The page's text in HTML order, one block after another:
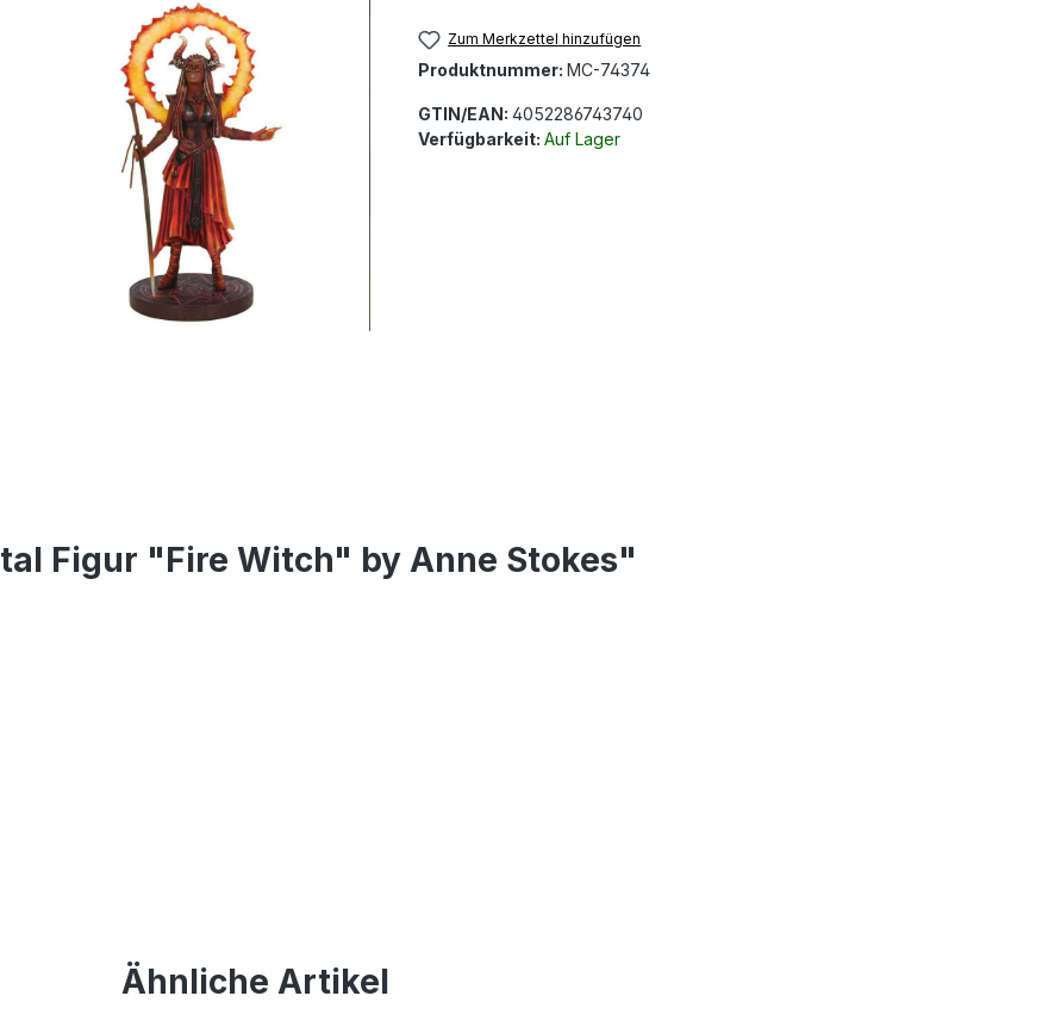
Zum Merkzettel hinzufügen
Produktnummer: MC-74374
GTIN/EAN: 4052286743740
Verfügbarkeit: Auf Lager
Figur "Fire Witch" by Anne Stokes"
Ähnliche Artikel